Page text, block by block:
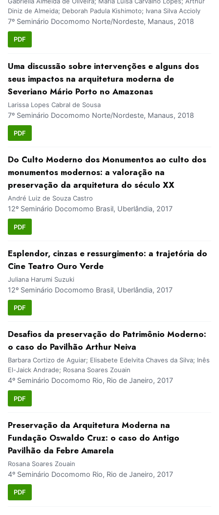
Diniz de Almeida; Deborah Padula Kishimoto; Ivana Silva Accioly
7º Seminário Docomomo Norte/Nordeste, Manaus, 2018
PDF
Uma discussão sobre intervenções e alguns dos
seus impactos na arquitetura moderna de
Severiano Mário Porto no Amazonas
Larissa Lopes Cabral de Sousa
7º Seminário Docomomo Norte/Nordeste, Manaus, 2018
PDF
Do Culto Moderno dos Monumentos ao culto dos
monumentos modernos: a valoração na
preservação da arquitetura do século XX
André Luiz de Souza Castro
12º Seminário Docomomo Brasil, Uberlândia, 2017
PDF
Esplendor, cinzas e ressurgimento: a trajetória do
Cine Teatro Ouro Verde
Juliana Harumi Suzuki
12º Seminário Docomomo Brasil, Uberlândia, 2017
PDF
Desafios da preservação do Patrimônio Moderno:
o caso do Pavilhão Arthur Neiva
Barbara Cortizo de Aguiar; Elisabete Edelvita Chaves da Silva; Inês
El-Jaick Andrade; Rosana Soares Zouain
4º Seminário Docomomo Rio, Rio de Janeiro, 2017
PDF
Preservação da Arquitetura Moderna na
Fundação Oswaldo Cruz: o caso do Antigo
Pavilhão da Febre Amarela
Rosana Soares Zouain
4º Seminário Docomomo Rio, Rio de Janeiro, 2017
PDF